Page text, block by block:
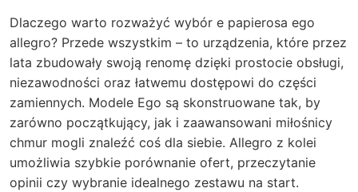
Dlaczego warto rozważyć wybór e papierosa ego
allegro? Przede wszystkim – to urządzenia, które przez
lata zbudowały swoją renomę dzięki prostocie obsługi,
niezawodności oraz łatwemu dostępowi do części
zamiennych. Modele Ego są skonstruowane tak, by
zarówno początkujący, jak i zaawansowani miłośnicy
chmur mogli znaleźć coś dla siebie. Allegro z kolei
umożliwia szybkie porównanie ofert, przeczytanie
opinii czy wybranie idealnego zestawu na start.